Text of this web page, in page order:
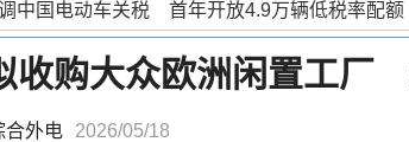
收购大众欧洲闲置工厂
合外电 2026/05/18